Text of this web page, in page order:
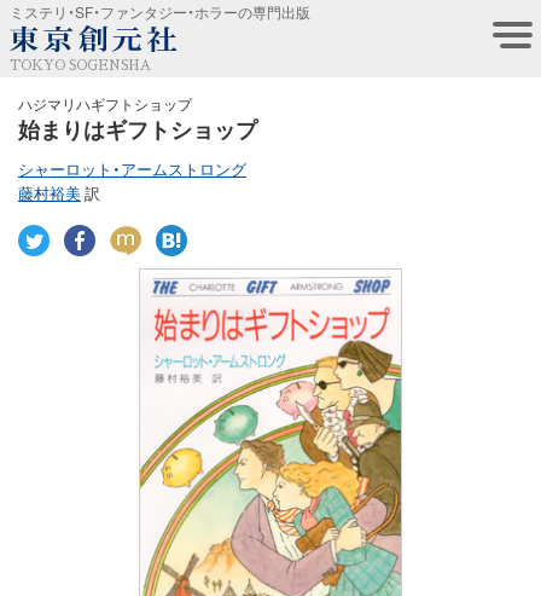
ミステリ・SF・ファンタジー・ホラーの専門出版
TOKYO SOGENSHA
ハジマリハギフトショップ
始まりはギフトショップ
シャーロット・アームストロング
藤村裕美訳